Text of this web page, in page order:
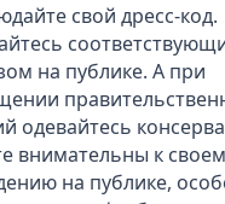
свой дресс-код.
на публике. А при
одевайтесь
внимательны к
на публике,